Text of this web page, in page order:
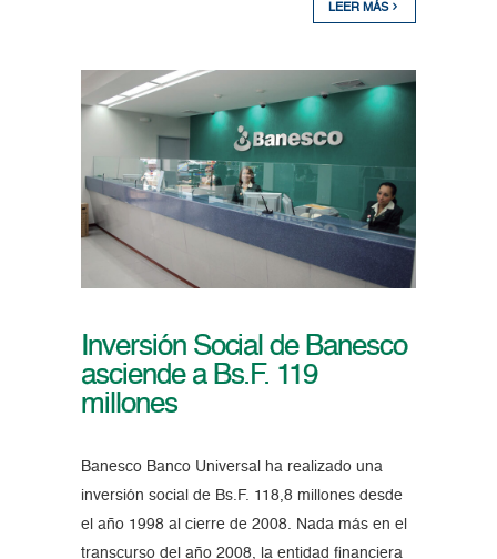
LEER MÁS
Inversión Social de Banesco
asciende a Bs.F. 119
millones
Banesco Banco Universal ha realizado una
inversión social de Bs.F. 118,8 millones desde
el año 1998 al cierre de 2008. Nada más en el
transcurso del año 2008, la entidad financiera